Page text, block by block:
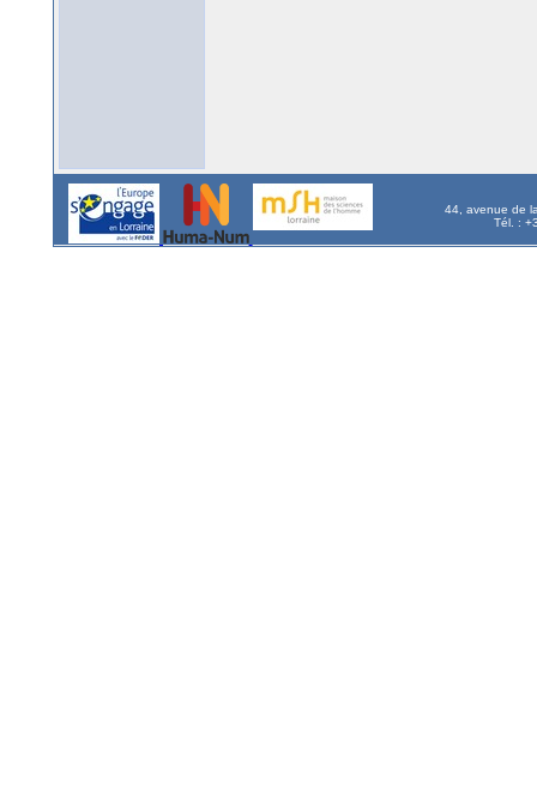
44, avenue de
Tél. :